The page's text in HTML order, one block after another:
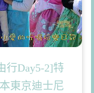
行Day5-2]特
東京迪士尼